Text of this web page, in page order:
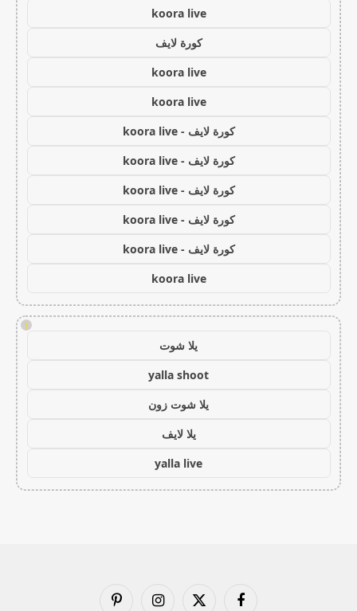
koora live
كورة لايف
koora live
koora live
كورة لايف - koora live
كورة لايف - koora live
كورة لايف - koora live
كورة لايف - koora live
كورة لايف - koora live
koora live
!
يلا شوت
yalla shoot
يلا شوت زون
يلا لايف
yalla live
فيسبوك X الانستغرامبينتيريست